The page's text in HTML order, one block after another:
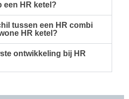
een HR ketel?
tussen een HR combi
HR ketel?
ontwikkeling bij HR